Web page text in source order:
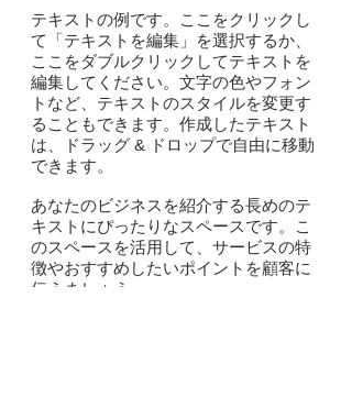
テキストの例です。ここをクリックし
て「テキストを編集」を選択するか、
ここをダブルクリックしてテキストを
編集してください。文字の色やフォン
トなど、テキストのスタイルを変更す
ることもできます。作成したテキスト
は、ドラッグ & ドロップで自由に移動
できます。
あなたのビジネスを紹介する長めのテ
キストにぴったりなスペースです。こ
のスペースを活用して、サービスの特
徴やおすすめしたいポイントを顧客に
伝えましょう。